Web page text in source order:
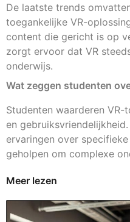
De laatste trends
toegankelijke VR-
content die gericht is op
zorgt ervoor dat VR
onderwijs.
Wat zeggen studenten
Studenten waarderen
en
ervaringen over
geholpen om complexe
Meer lezen